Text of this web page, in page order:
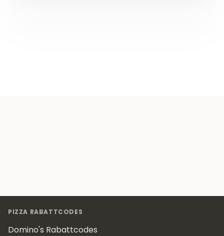
PIZZA RABATTCODES
Domino's Rabattcodes